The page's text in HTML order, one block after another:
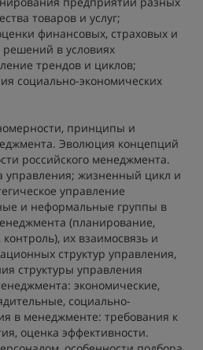
товаров и услуг;
финансовых, страховых и
решений в условиях
трендов и циклов;
социально-экономических
принципы и
Эволюция концепций
российского менеджмента.
управления; жизненный цикл и
управление
и неформальные группы в
(планирование,
их взаимосвязь и
структур управления,
структуры управления
экономические,
социально-
в менеджменте: требования к
оценка эффективности.